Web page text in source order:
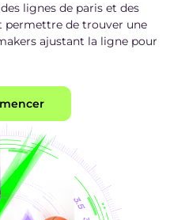
lignes de paris et des
permettre de trouver une
ajustant la ligne pour